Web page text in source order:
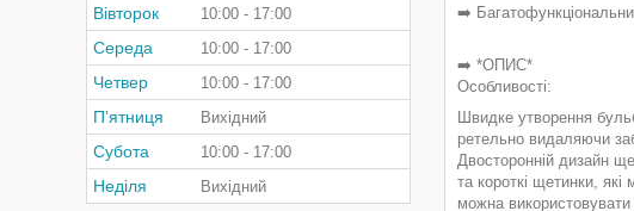
➡️
➡️ *ОПИС*
Особливості:
Швидке утворення
ретельно видаляючи
Двосторонній дизайн
та короткі щетинки,
можна
Вівторок 10:00 17:00
Середа 10:00 17:00
Четвер 10:00 17:00
Пʼятниця Вихідний
Субота 10:00 17:00
Неділя Вихідний